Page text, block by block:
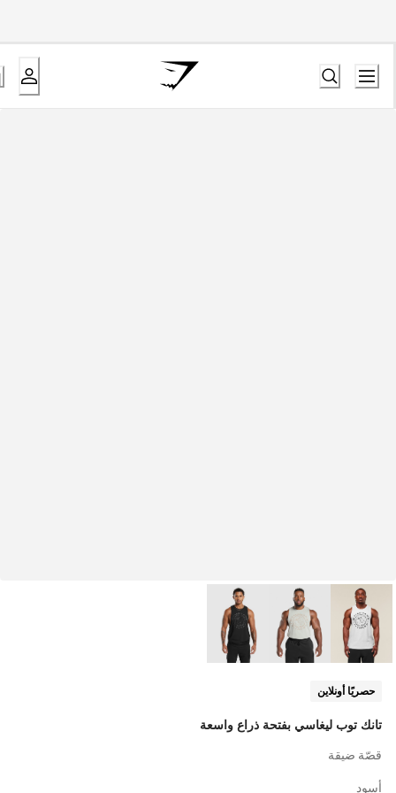
حصريًا أونلاين
تانك توب ليغاسي بفتحة ذراع واسعة
قصّة ضيقة
أسود